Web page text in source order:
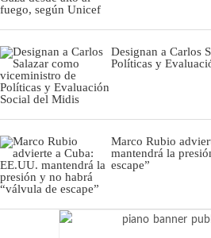
Designan a Carlos
Políticas y
Marco Rubio
mantendrá la
escape”